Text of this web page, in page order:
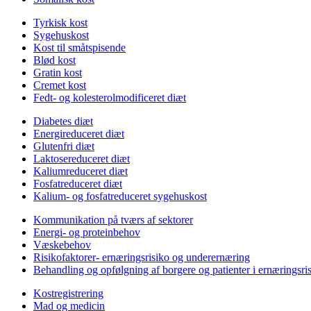
Tyrkisk kost
Sygehuskost
Kost til småtspisende
Blød kost
Gratin kost
Cremet kost
Fedt- og kolesterolmodificeret diæt
Diabetes diæt
Energireduceret diæt
Glutenfri diæt
Laktosereduceret diæt
Kaliumreduceret diæt
Fosfatreduceret diæt
Kalium- og fosfatreduceret sygehuskost
Kommunikation på tværs af sektorer
Energi- og proteinbehov
Væskebehov
Risikofaktorer- ernæringsrisiko og underernæring
Behandling og opfølgning af borgere og patienter i
Kostregistrering
Mad og medicin